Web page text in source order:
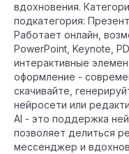
вдохновения.
подкатегория:
Работает онлайн,
PowerPoint, Keynote,
интерактивные
оформление -
скачивайте,
нейросети или
AI - это поддержка
позволяет делиться
мессенджер и